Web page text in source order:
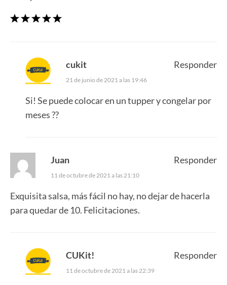
cukit
21 de junio de 2021 a las 19:46
Si! Se puede colocar en un tupper y congelar por
meses ??
Responder
Juan
11 de octubre de 2021 a las 21:10
Exquisita salsa, más fácil no hay, no dejar de hacerla
para quedar de 10. Felicitaciones.
Responder
CUKit!
11 de octubre de 2021 a las 22:39
Responder